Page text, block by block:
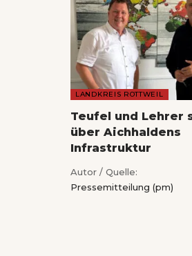
LANDKREIS ROTTWEIL
Teufel und Lehrer
über Aichhaldens
Infrastruktur
Autor / Quelle:
Pressemitteilung (pm)